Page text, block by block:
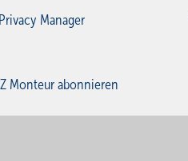
Privacy Manager
Monteur abonnieren